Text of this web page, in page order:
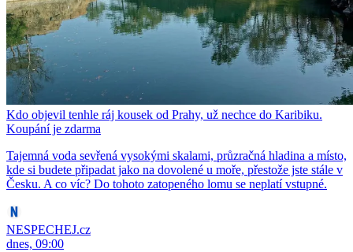
Kdo objevil tenhle ráj kousek od Prahy, už nechce do Karibiku.
Koupání je zdarma
Tajemná voda sevřená vysokými skalami, průzračná hladina a místo,
kde si budete připadat jako na dovolené u moře, přestože jste stále v
Česku. A co víc? Do tohoto zatopeného lomu se neplatí vstupné.
NESPECHEJ.cz
dnes, 09:00